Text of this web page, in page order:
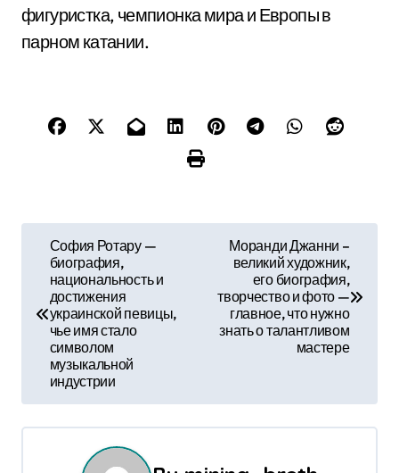
фигуристка, чемпионка мира и Европы в
парном катании.
в
а
София Ротару —
биография,
национальность и
достижения
украинской певицы,
чье имя стало
символом
музыкальной
индустрии
Моранди Джанни –
великий художник,
его биография,
творчество и фото —
главное, что нужно
знать о талантливом
мастере